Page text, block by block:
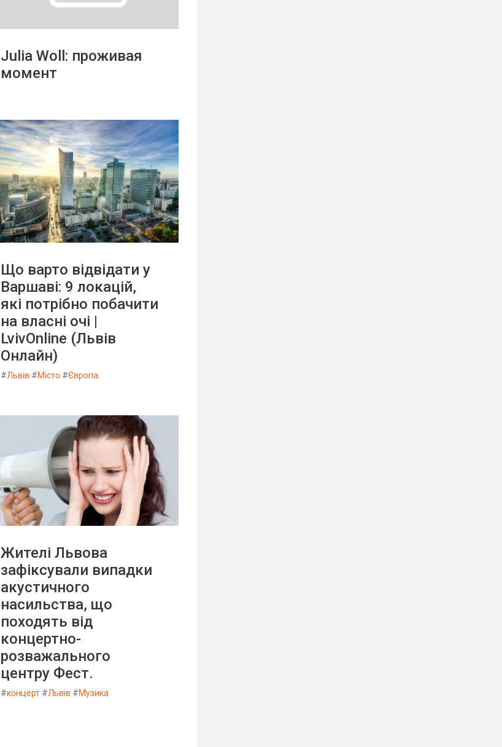
Julia Woll: проживая
момент
Що варто відвідати у
Варшаві: 9 локацій,
які потрібно побачити
на власні очі |
LvivOnline (Львів
Онлайн)
#Львів #Місто #Європа
Жителі Львова
зафіксували випадки
акустичного
насильства, що
походять від
концертно-
розважального
центру Фест.
#концерт #Львів #Музика